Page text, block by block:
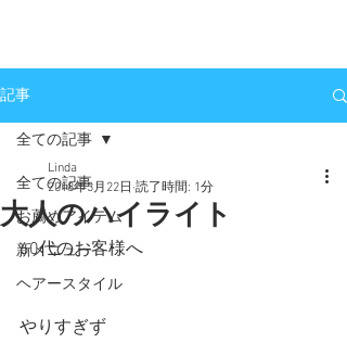
記事
全ての記事
お薦めアイテム
新メニュー
ヘアースタイル
全ての記事
大人のハイライト
Linda
2018年3月22日 読了時間: 1分
60代のお客様へ
やりすぎず